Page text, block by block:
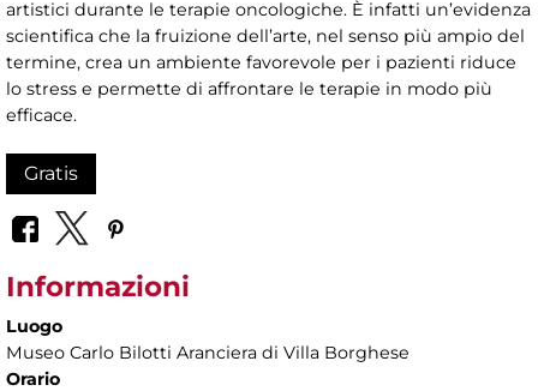
artistici durante le terapie oncologiche. È infatti un’evidenza
scientifica che la fruizione dell’arte, nel senso più ampio del
termine, crea un ambiente favorevole per i pazienti riduce
lo stress e permette di affrontare le terapie in modo più
efficace.
Gratis
Informazioni
Luogo
Museo Carlo Bilotti Aranciera di Villa Borghese
Orario